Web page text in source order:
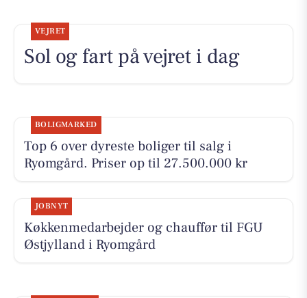
VEJRET
Sol og fart på vejret i dag
BOLIGMARKED
Top 6 over dyreste boliger til salg i
Ryomgård. Priser op til 27.500.000 kr
JOBNYT
Køkkenmedarbejder og chauffør til FGU
Østjylland i Ryomgård